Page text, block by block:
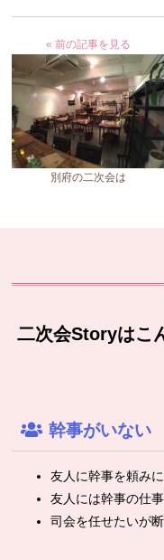
« 前の記事を見る
別府の二次会は
二次会Storyはこ
幹事がいない
友人に幹事を頼み
友人には幹事の仕
司会を任せたいが断